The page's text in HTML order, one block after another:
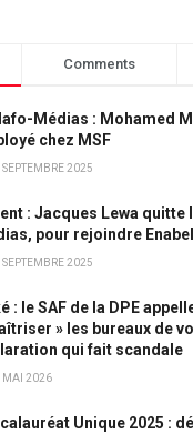
Comments
Médias : Mohamed
chez MSF
2025
: Jacques Lewa quitte
pour rejoindre
2025
: le SAF de la DPE
» les bureaux de
qui fait scandale
MAI 2026
Unique 2025 :